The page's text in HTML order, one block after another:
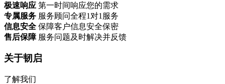
极速响应 第一时间响应您的需求
专属服务 服务顾问全程1对1服务
信息安全 保障客户信息安全保密
售后保障 服务问题及时解决并反馈
关于韧启
了解我们